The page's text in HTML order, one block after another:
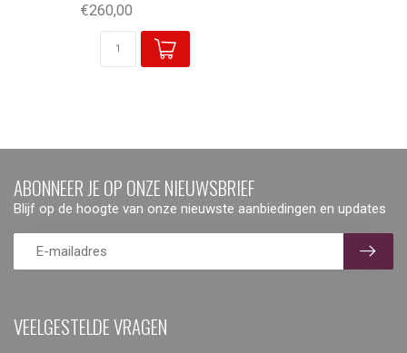
€260,00
VEELGESTELDE VRAGEN
ABONNEER JE OP ONZE NIEUWSBRIEF
Blijf op de hoogte van onze nieuwste aanbiedingen en updates